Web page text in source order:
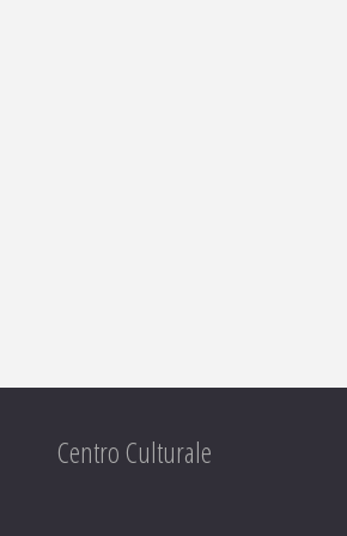
Centro Culturale